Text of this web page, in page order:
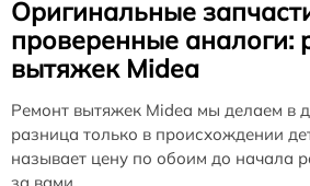
Оригинальные
проверенные аналоги:
вытяжек Midea
Ремонт вытяжек Midea мы делаем в
разница только в происхождении
называет цену по обоим до начала